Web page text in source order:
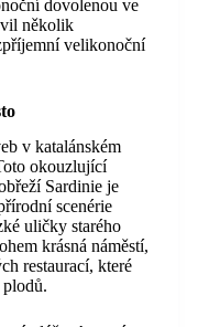
dovolenou ve
několik
velikonoční
v katalánském
okouzlující
Sardinie je
scenérie
uličky starého
krásná náměstí,
restaurací, které